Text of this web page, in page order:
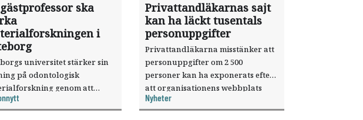
ska
i
universitet stärker sin
på odontologisk
genom att
forskaren Pekka Vallittu till
som gästprofessor.
Privattandläkarnas sajt
kan ha läckt tusentals
personuppgifter
Privattandläkarna misstänker att
personuppgifter om 2 500
personer kan ha exponerats efter
att organisationens webbplats
utnyttjats genom en sårbarhet i ett
publiceringsverktyg.
Nyheter